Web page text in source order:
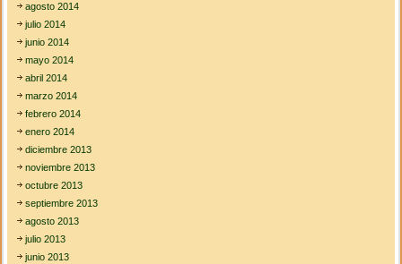
agosto 2014
julio 2014
junio 2014
mayo 2014
abril 2014
marzo 2014
febrero 2014
enero 2014
diciembre 2013
noviembre 2013
octubre 2013
septiembre 2013
agosto 2013
julio 2013
junio 2013